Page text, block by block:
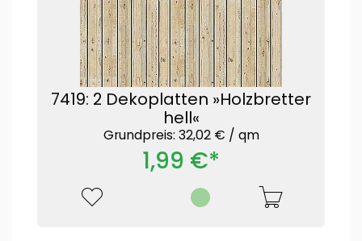
7419: 2 Dekoplatten »Holzbretter
hell«
Grundpreis: 32,02 € / qm
1,99 €*